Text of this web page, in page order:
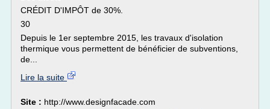
CRÉDIT D'IMPÔT de 30%.
30
Depuis le 1er septembre 2015, les travaux d'isolation
thermique vous permettent de bénéficier de subventions,
de...
Lire la suite
Site : http://www.designfacade.com